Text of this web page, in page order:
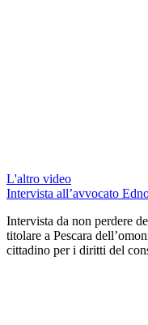
L'altro video
Intervista all’avvocato
Intervista da non perdere
titolare a Pescara
cittadino per i diritti del